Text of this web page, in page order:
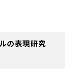
の表現研究